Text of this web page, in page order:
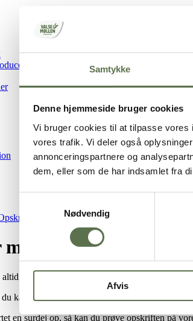
Samtykke
Denne hjemmeside bruger cookies
Vi bruger cookies til at tilpasse vores
vores trafik. Vi deler også
annonceringspartnere og
dem, eller som de har indsamlet fra
Nødvendig
Afvis
Surdejsboller med egen surdej
egen surdej
kan servere. Server dem til morgenmad,
kan bruge til mange måltider. Surdejsboller er
en surdej op, så kan du prøve opskriften på